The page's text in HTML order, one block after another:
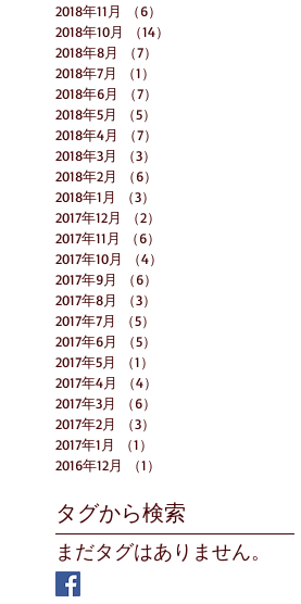
2018年11月
（6）
2018年10月
（14）
2018年8月
（7）
2018年7月
（1）
2018年6月
（7）
2018年5月
（5）
2018年4月
（7）
2018年3月
（3）
2018年2月
（6）
2018年1月
（3）
2017年12月
（2）
2017年11月
（6）
2017年10月
（4）
2017年9月
（6）
2017年8月
（3）
2017年7月
（5）
2017年6月
（5）
2017年5月
（1）
2017年4月
（4）
2017年3月
（6）
2017年2月
（3）
2017年1月
（1）
2016年12月
（1）
タグから検索
まだタグはありません。